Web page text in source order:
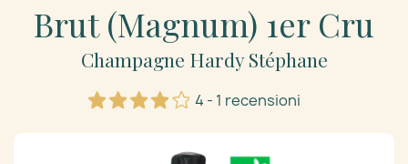
Brut (Magnum) 1er Cru
Champagne Hardy Stéphane
4 - 1 recensioni